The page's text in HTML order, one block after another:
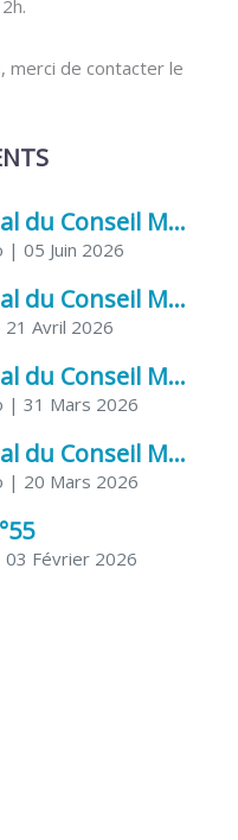
merci de contacter le
Procès-Verbal du Conseil Municipal du 5 juin 2026
| 05 Juin 2026
Procès-Verbal du Conseil Municipal du 21 avril 2026
21 Avril 2026
Procès-Verbal du Conseil Municipal du 31 mars 2026
| 31 Mars 2026
Procès-Verbal du Conseil Municipal du 20 mars 2026
| 20 Mars 2026
03 Février 2026